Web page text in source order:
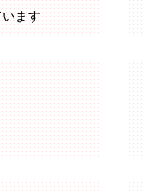
ます